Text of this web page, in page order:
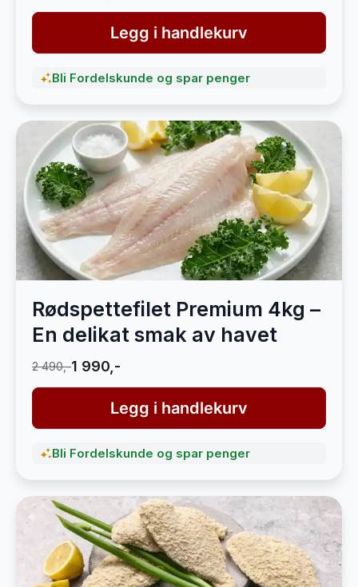
Legg i handlekurv
Bli Fordelskunde og spar penger
Rødspettefilet Premium 4kg –
En delikat smak av havet
2 490,-1 990,-
Legg i handlekurv
Bli Fordelskunde og spar penger